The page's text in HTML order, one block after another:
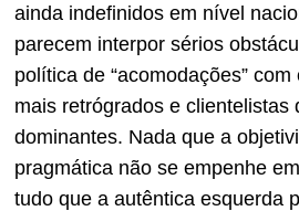
ainda indefinidos em nível
parecem interpor sérios
política de “acomodações”
mais retrógrados e clientelistas
dominantes. Nada que a
pragmática não se empenhe
tudo que a autêntica esquerda